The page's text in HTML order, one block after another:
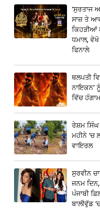
‘ਸੁਰਤਾਜ
ਸਾਜ਼ ਤੇ
ਕਿਹੜੀਆਂ
ਧਮਾਲ,
ਫਿਨਾਲੇ
ਥਲਪਤੀ
ਨਾਇਕਨ’
ਵਿੱਚ
ਰੇਸ਼ਮ
ਮਹੀਨੇ ‘ਚ
ਵਾਇਰਲ
ਸੁਰਵੀਨ
ਜਨਮ
ਪੰਜਾਬੀ
ਬਾਲੀਵੁੱਡ